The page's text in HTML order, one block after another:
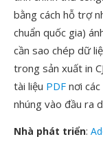
bằng cách hỗ trợ
chuẩn quốc gia)
cần sao chép dữ
trong sản xuất in
tài liệu PDF nơi
nhúng vào đầu ra
Nhà phát triển: